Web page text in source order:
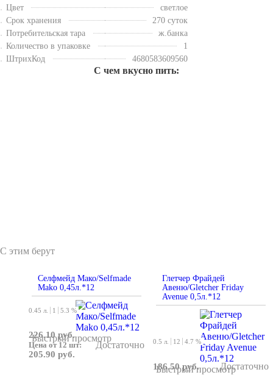
Цвет
светлое
Срок хранения
270 суток
Потребительская тара
ж.банка
Количество в упаковке
1
ШтрихКод
4680583609560
С чем вкусно пить:
С этим берут
Селфмейд Мако/Selfmade
Mako 0,45л.*12
Быстрый просмотр
0.45 л. 1 5.3 %
226.10 руб.
Цена от 12 шт:
205.90 руб.
Достаточно
Глетчер Фрайдей
Авеню/Gletcher Friday
Avenue 0,5л.*12
Быстрый просмотр
0.5 л. 12 4.7 %
186.50 руб. Достаточно